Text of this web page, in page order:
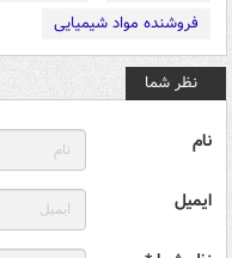
فروشنده مواد شیمیایی
نظر شما
نام
ایمیل